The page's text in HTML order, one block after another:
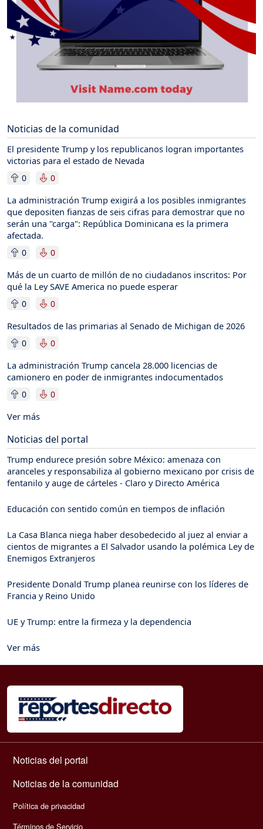
Noticias de la comunidad
El presidente Trump y los republicanos logran importantes
victorias para el estado de Nevada
0 0
La administración Trump exigirá a los posibles inmigrantes
que depositen fianzas de seis cifras para demostrar que no
serán una "carga": República Dominicana es la primera
afectada.
0 0
Más de un cuarto de millón de no ciudadanos inscritos: Por
qué la Ley SAVE America no puede esperar
0 0
Resultados de las primarias al Senado de Michigan de 2026
0 0
La administración Trump cancela 28.000 licencias de
camionero en poder de inmigrantes indocumentados
0 0
Ver más
Noticias del portal
Trump endurece presión sobre México: amenaza con
aranceles y responsabiliza al gobierno mexicano por crisis de
fentanilo y auge de cárteles - Claro y Directo América
Educación con sentido común en tiempos de inflación
La Casa Blanca niega haber desobedecido al juez al enviar a
cientos de migrantes a El Salvador usando la polémica Ley de
Enemigos Extranjeros
Presidente Donald Trump planea reunirse con los líderes de
Francia y Reino Unido
UE y Trump: entre la firmeza y la dependencia
Ver más
Navegación principal
Noticias del portal
Noticias de la comunidad
Política de privacidad
Términos de Servicio